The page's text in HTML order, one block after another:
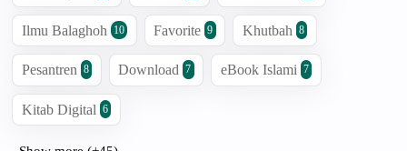
Ilmu Balaghoh 10 Favorite 9 Khutbah 8
Pesantren 8 Download 7 eBook Islami 7
Kitab Digital 6